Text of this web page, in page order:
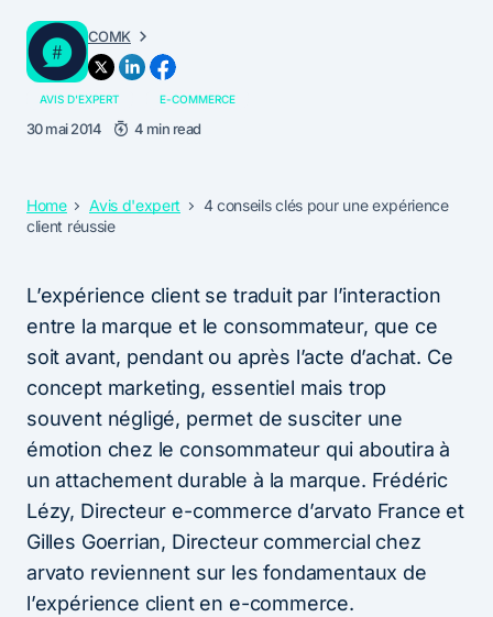
COMK
AVIS D'EXPERT E-COMMERCE
30 mai 2014 4 min read
Home Avis d'expert
4 conseils clés pour une expérience
client réussie
L’expérience client se traduit par l’interaction
entre la marque et le consommateur, que ce
soit avant, pendant ou après l’acte d’achat. Ce
concept marketing, essentiel mais trop
souvent négligé, permet de susciter une
émotion chez le consommateur qui aboutira à
un attachement durable à la marque. Frédéric
Lézy, Directeur e-commerce d’arvato France et
Gilles Goerrian, Directeur commercial chez
arvato reviennent sur les fondamentaux de
l’expérience client en e-commerce.